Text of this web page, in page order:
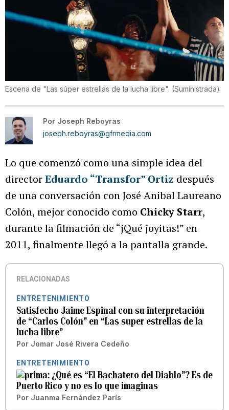
Escena de "Las súper estrellas de la lucha libre". (Suministrada)
Por Joseph Reboyras
joseph.reboyras@gfrmedia.com
Lo que comenzó como una simple idea del
directorEduardo “Transfor” Ortiz después
de una conversación con José Anibal Laureano
Colón, mejor conocido como Chicky Starr,
durante la filmación de “jQué joyitas!” en
2011, finalmente llegó a la pantalla grande.
RELACIONADAS
ENTRETENIMIENTO
Satisfecho Jaime Espinal con su interpretación
de “Carlos Colón” en “Las super estrellas de la
lucha libre”
Por Jomar José Rivera Cedeño
ENTRETENIMIENTO
¿Qué es “El Bachatero del Diablo”? Es de
Puerto Rico y no es lo que imaginas
Por Juanma Fernández París